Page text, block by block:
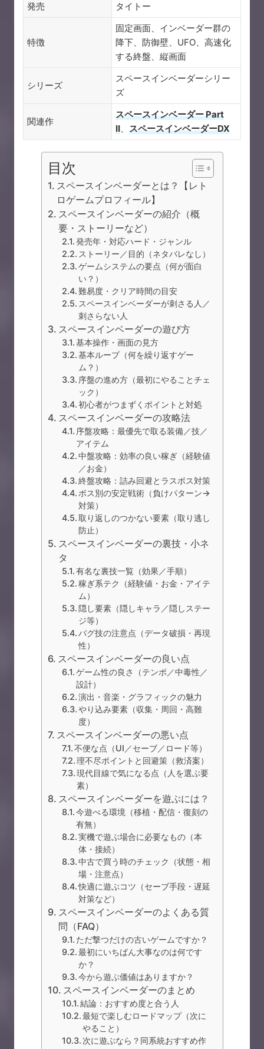
発売
タイトー
特徴
固定画面、インベーダー群の
降下、防御壁、UFO、高速化
する終盤、縦画面
シリーズ
スペースインベーダーシリー
ズ
関連作
スペースインベーダー Part
II、 スペースインベーダーDX
目次
スペースインベーダーとは？【レト
ロゲームプロフィール】
スペースインベーダーの紹介（概
要・ストーリーなど）
発売年・対応ハード・ジャンル
ストーリー／目的（ネタバレなし）
ゲームシステムの要点（何が面白
い？）
難易度・クリア時間の目安
スペースインベーダーが刺さる人／
刺さらない人
スペースインベーダーの遊び方
基本操作・画面の見方
基本ループ（何を繰り返すゲー
ム？）
序盤の進め方（最初にやることチェ
ック）
初心者がつまずくポイントと対処
スペースインベーダーの攻略法
序盤攻略：最優先で取る装備／技／
アイテム
中盤攻略：効率の良い稼ぎ（経験値
／お金）
終盤攻略：詰み回避とラスボス対策
ボス別の安定戦術（負けパターン→
対策）
取り返しのつかない要素（取り逃し
防止）
スペースインベーダーの裏技・小ネ
タ
有名な裏技一覧（効果／手順）
稼ぎ系テク（経験値・お金・アイテ
ム）
隠し要素（隠しキャラ／隠しステー
ジ等）
バグ技の注意点（データ破損・再現
性）
スペースインベーダーの良い点
ゲーム性の良さ（テンポ／中毒性／
設計）
演出・音楽・グラフィックの魅力
やり込み要素（収集・周回・高難
度）
スペースインベーダーの悪い点
不便な点（UI／セーブ／ロード等）
理不尽ポイントと回避策（救済案）
現代目線で気になる点（人を選ぶ要
素）
スペースインベーダーを遊ぶには？
今遊べる環境（移植・配信・復刻の
有無）
実機で遊ぶ場合に必要なもの（本
体・接続）
中古で買う時のチェック（状態・相
場・注意点）
快適に遊ぶコツ（セーブ手段・遅延
対策など）
スペースインベーダーのよくある質
問（FAQ）
ただ撃つだけの古いゲームですか？
最初にいちばん大事なのは何です
か？
今から遊ぶ価値はありますか？
スペースインベーダーのまとめ
結論：おすすめ度と合う人
最短で楽しむロードマップ（次に
やること）
次に遊ぶなら？同系統おすすめ作